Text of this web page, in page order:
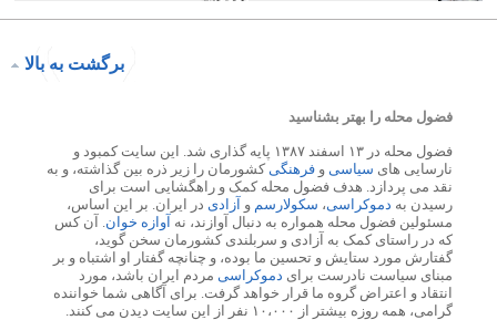
برگشت به بالا
فضول محله را بهتر بشناسید
فضول محله در ۱۳ اسفند ۱۳۸۷ پایه گذاری شد. این سایت کمبود و
نارسایی های سیاسی و فرهنگیکشورمان را زیر ذره بین گذاشته، و به
نقد می پردازد. هدف فضول محله کمک و راهگشایی است برای
رسیدن به دموکراسی، سکولارسم و آزادی در ایران. بر این اساس،
مسئولین فضول محله همواره به دنبال آوازند، نه آوازه خوان. آن کس
که در راستای کمک به آزادی و سربلندی کشورمان سخن گوید،
گفتارش مورد ستایش و تحسین ما بوده، و چنانچه گفتار او اشتباه و بر
مبنای سیاست نادرست برای دموکراسی مردم ایران باشد، مورد
انتقاد و اعتراض گروه ما قرار خواهد گرفت. برای آگاهی شما خواننده
گرامی، همه روزه بیشتر از ۱۰،۰۰۰ نفر از این سایت دیدن می کنند.